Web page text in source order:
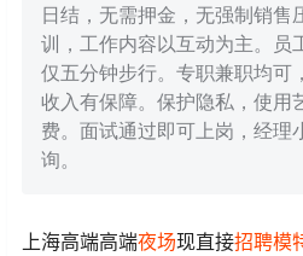
日结，无需押金，无强制销售
训，工作内容以互动为主。员
仅五分钟步行。专职兼职均可
收入有保障。保护隐私，使用
费。面试通过即可上岗，经理
询。
上海高端高端夜场现直接招聘模